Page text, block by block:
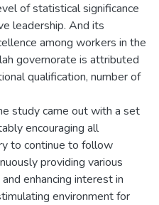
of statistical significance
leadership. And its
among workers in the
governorate is attributed
qualification, number of
study came out with a set
encouraging all
to continue to follow
providing various
enhancing interest in
environment for